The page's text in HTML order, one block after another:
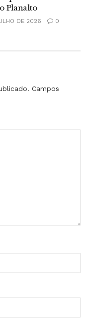
Planalto
DE 2026 0
Campos